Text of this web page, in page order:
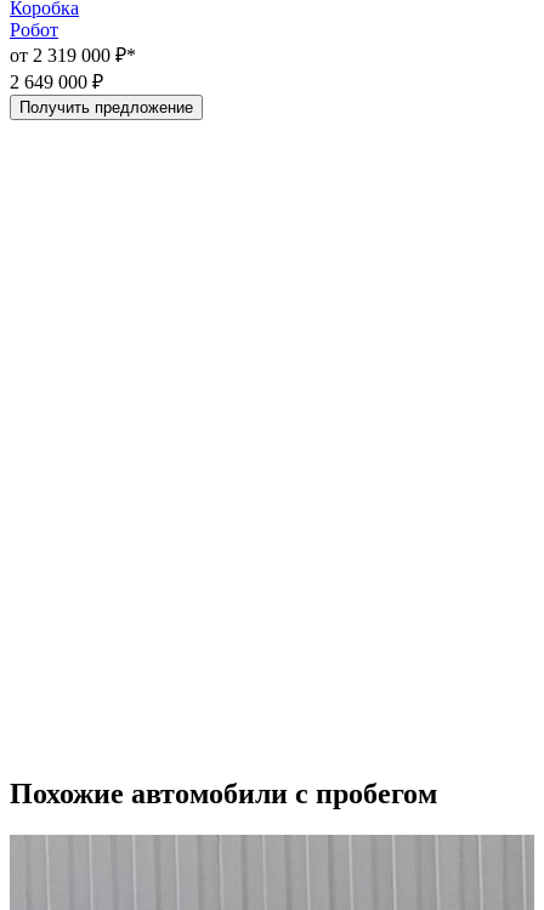
Коробка
Робот
от 2 319 000 ₽*
2 649 000 ₽
Получить предложение
Похожие автомобили с пробегом